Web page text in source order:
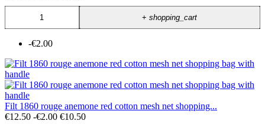
+shopping_cart
-€2.00
Filt 1860 rouge anemone red cotton mesh net shopping...
€12.50 -€2.00 €10.50